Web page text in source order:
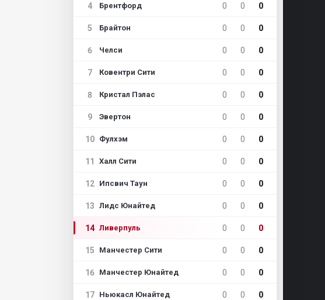
4 Брентфорд 0 0 0
5 Брайтон 0 0 0
6 Челси 0 0 0
7 Ковентри Сити 0 0 0
8 Кристал Пэлас 0 0 0
9 Эвертон 0 0 0
10 Фулхэм 0 0 0
11 Халл Сити 0 0 0
12 Ипсвич Таун 0 0 0
13 Лидс Юнайтед 0 0 0
14 Ливерпуль 0 0 0
15 Манчестер Сити 0 0 0
16 Манчестер Юнайтед 0 0 0
17 Ньюкасл Юнайтед 0 0 0